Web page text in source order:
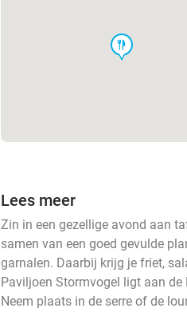
food
Lees meer
Zin in een gezellige avond aan
samen van een goed gevulde
garnalen. Daarbij krijg je friet,
Paviljoen Stormvogel ligt aan de
Neem plaats in de serre of de